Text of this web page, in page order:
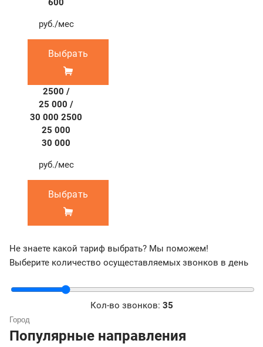
600
руб./мес
Выбрать
2500 /
25 000 /
30 000 2500
25 000
30 000
руб./мес
Выбрать
Не знаете какой тариф выбрать? Мы поможем!
Выберите количество осущеставляемых звонков в день
Кол-во звонков: 35
Популярные направления